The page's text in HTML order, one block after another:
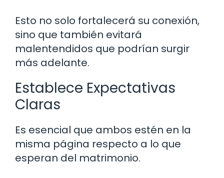
Esto no solo fortalecerá su conexión,
sino que también evitará
malentendidos que podrían surgir
más adelante.
Establece Expectativas
Claras
Es esencial que ambos estén en la
misma página respecto a lo que
esperan del matrimonio.